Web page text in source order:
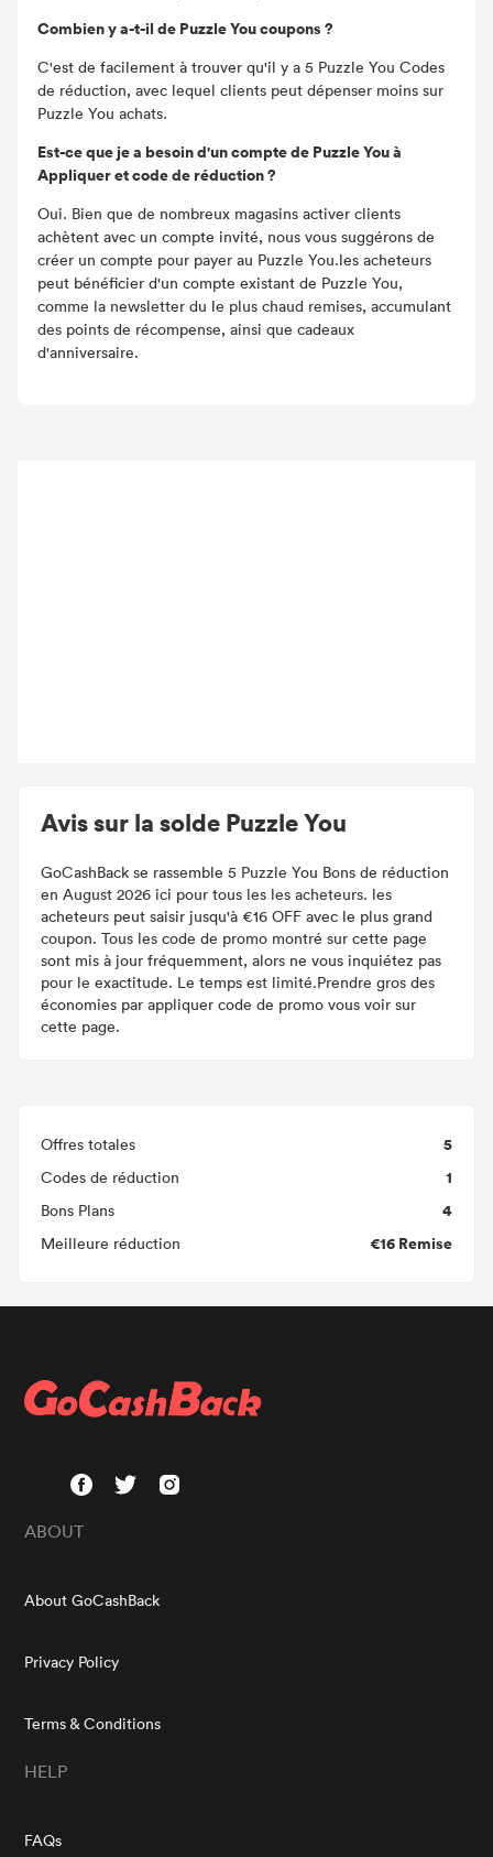
Avis sur la solde Puzzle You
GoCashBack se rassemble 5 Puzzle You Bons de réduction
en August 2026 ici pour tous les les acheteurs. les
acheteurs peut saisir jusqu'à €16 OFF avec le plus grand
coupon. Tous les code de promo montré sur cette page
sont mis à jour fréquemment, alors ne vous inquiétez pas
pour le exactitude. Le temps est limité.Prendre gros des
économies par appliquer code de promo vous voir sur
cette page.
Offres totales 5
Codes de réduction 1
Bons Plans 4
Meilleure réduction €16 Remise
Combien y a-t-il de Puzzle You coupons ?
C'est de facilement à trouver qu'il y a 5 Puzzle You Codes
de réduction, avec lequel clients peut dépenser moins sur
Puzzle You achats.
Est-ce que je a besoin d'un compte de Puzzle You à
Appliquer et code de réduction ?
Oui. Bien que de nombreux magasins activer clients
achètent avec un compte invité, nous vous suggérons de
créer un compte pour payer au Puzzle You.les acheteurs
peut bénéficier d'un compte existant de Puzzle You,
comme la newsletter du le plus chaud remises, accumulant
des points de récompense, ainsi que cadeaux
d'anniversaire.
ABOUT
About GoCashBack
Privacy Policy
Terms & Conditions
HELP
FAQs